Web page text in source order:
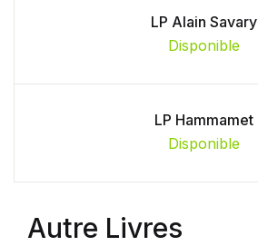
LP Alain Savary
Disponible
LP Hammamet
Disponible
Autre Livres